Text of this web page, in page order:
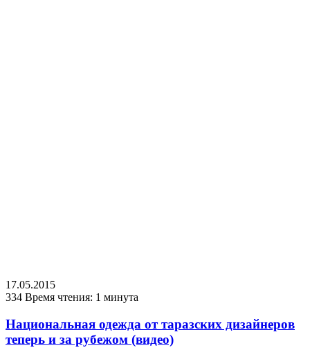
17.05.2015
334 Время чтения: 1 минута
Национальная одежда от таразских дизайнеров
теперь и за рубежом (видео)